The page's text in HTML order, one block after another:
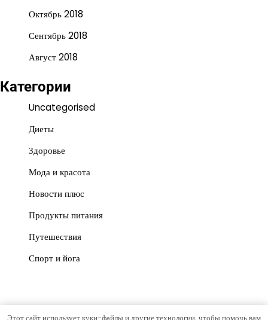
Октябрь 2018
Сентябрь 2018
Август 2018
Категории
Uncategorised
Диеты
Здоровье
Мода и красота
Новости плюс
Продукты питания
Путешествия
Спорт и йога
Этот сайт использует куки-файлы и другие технологии, чтобы помочь вам